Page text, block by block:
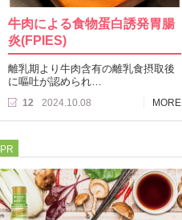
牛肉による食物蛋白誘発胃腸
炎(FPIES)
離乳期より牛肉含有の離乳食摂取後
に嘔吐が認められ…
12 2024.10.08 MORE
PR